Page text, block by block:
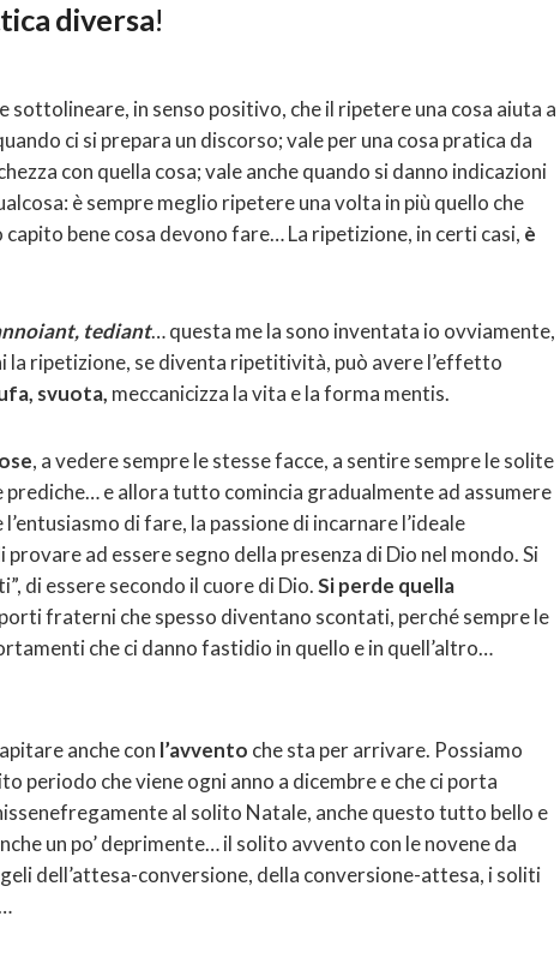
diversa!
sottolineare, in senso positivo, che il ripetere una cosa aiuta a
ci si prepara un discorso; vale per una cosa pratica da
con quella cosa; vale anche quando si danno indicazioni
è sempre meglio ripetere una volta in più quello che
bene cosa devono fare… La ripetizione, in certi casi, è
tediant… questa me la sono inventata io ovviamente,
la ripetizione, se diventa ripetitività, può avere l’effetto
svuota, meccanicizza la vita e la forma mentis.
, a vedere sempre le stesse facce, a sentire sempre le solite
e allora tutto comincia gradualmente ad assumere
l’entusiasmo di fare, la passione di incarnare l’ideale
ad essere segno della presenza di Dio nel mondo. Si
di essere secondo il cuore di Dio.Si perde quella
fraterni che spesso diventano scontati, perché sempre le
che ci danno fastidio in quello e in quell’altro…
anche con l’avvento che sta per arrivare. Possiamo
periodo che viene ogni anno a dicembre e che ci porta
al solito Natale, anche questo tutto bello e
un po’ deprimente… il solito avvento con le novene da
dell’attesa-conversione, della conversione-attesa, i soliti